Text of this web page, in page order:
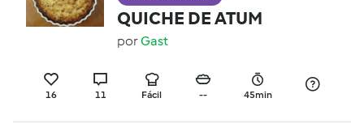
QUICHE DE ATUM
porGast
16 11 Fácil -- 45min